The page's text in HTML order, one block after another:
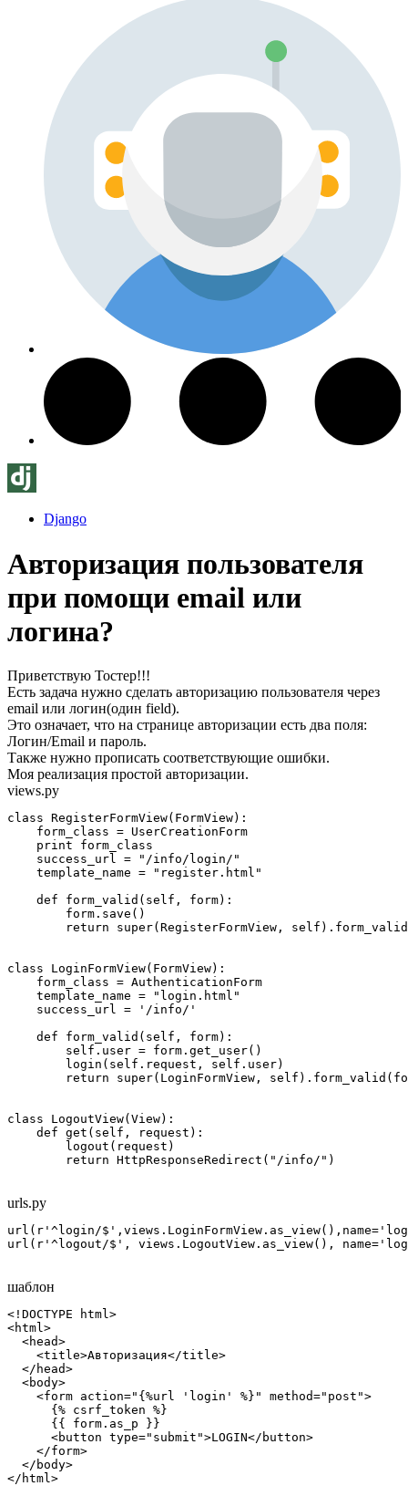
Django
Авторизация пользователя
при помощи email или
логина?
Приветствую Тостер!!!
Есть задача нужно сделать авторизацию пользователя через
email или логин(один field).
Это означает, что на странице авторизации есть два поля:
Логин/Email и пароль.
Также нужно прописать соответствующие ошибки.
Моя реализация простой авторизации.
views.py
class RegisterFormView(FormView):
    form_class = UserCreationForm
    print form_class
    success_url = "/info/login/"
    template_name = "register.html"
    def form_valid(self, form):
        form.save()
return super(RegisterFormView,
class LoginFormView(FormView):
    form_class = AuthenticationForm
    template_name = "login.html"
    success_url = '/info/'
    def form_valid(self, form):
        self.user = form.get_user()
        login(self.request, self.user)
return super(LoginFormView,
class LogoutView(View):
    def get(self, request):
        logout(request)
        return HttpResponseRedirect("/info/")
urls.py
url(r'^login/
url(r'^logout/$', views.LogoutView.as_view(),
шаблон
<!DOCTYPE html>
<html>
  <head>
    <title>Авторизация</title>
  </head>
  <body>
    <form action="{%url 'login' %}" method="post">
      {% csrf_token %}
      {{ form.as_p }}
      <button type="submit">LOGIN</button>
    </form>
  </body>
</html>